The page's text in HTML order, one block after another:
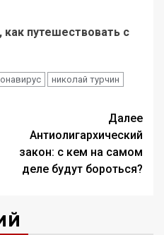
как путешествовать с
николай турчин
Далее
Антиолигархический
закон: с кем на самом
деле будут бороться?